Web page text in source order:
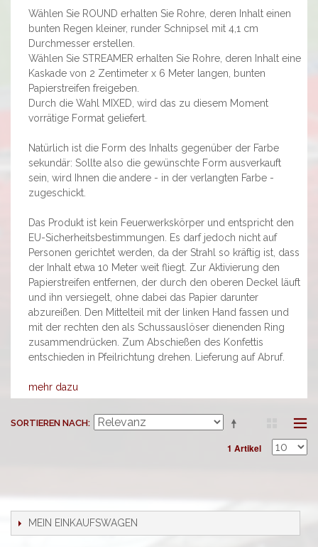
Wählen Sie ROUND erhalten Sie Rohre, deren Inhalt einen
bunten Regen kleiner, runder Schnipsel mit 4,1 cm
Durchmesser erstellen.
Wählen Sie STREAMER erhalten Sie Rohre, deren Inhalt eine
Kaskade von 2 Zentimeter x 6 Meter langen, bunten
Papierstreifen freigeben.
Durch die Wahl MIXED, wird das zu diesem Moment
vorrätige Format geliefert.
Natürlich ist die Form des Inhalts gegenüber der Farbe
sekundär: Sollte also die gewünschte Form ausverkauft
sein, wird Ihnen die andere - in der verlangten Farbe -
zugeschickt.
Das Produkt ist kein Feuerwerkskörper und entspricht den
EU-Sicherheitsbestimmungen. Es darf jedoch nicht auf
Personen gerichtet werden, da der Strahl so kräftig ist, dass
der Inhalt etwa 10 Meter weit fliegt. Zur Aktivierung den
Papierstreifen entfernen, der durch den oberen Deckel läuft
und ihn versiegelt, ohne dabei das Papier darunter
abzureißen. Den Mittelteil mit der linken Hand fassen und
mit der rechten den als Schussauslöser dienenden Ring
zusammendrücken. Zum Abschießen des Konfettis
entschieden in Pfeilrichtung drehen. Lieferung auf Abruf.
mehr dazu
SORTIEREN NACH
1 Artikel
MEIN EINKAUFSWAGEN